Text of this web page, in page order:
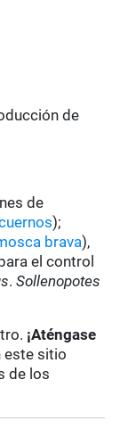
de
de
);
brava),
el control
.Sollenopotes
¡Aténgase
este sitio
de los